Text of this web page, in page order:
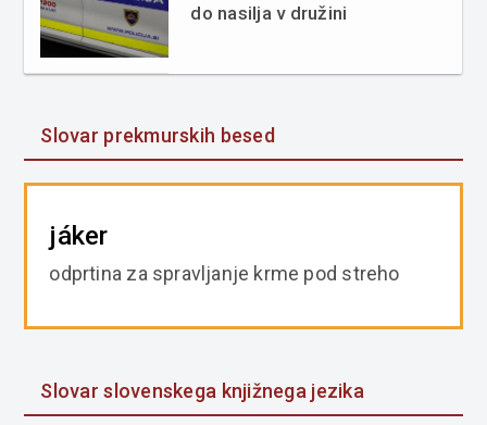
do nasilja v družini
Slovar prekmurskih besed
jáker
odprtina za spravljanje krme pod streho
Slovar slovenskega knjižnega jezika